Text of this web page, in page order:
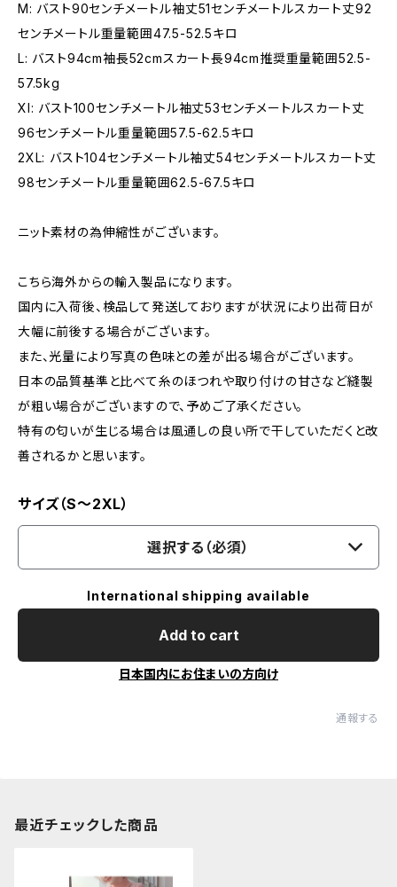
M: バスト90センチメートル袖丈51センチメートルスカート丈92
センチメートル重量範囲47.5-52.5キロ
L: バスト94cm袖長52cmスカート長94cm推奨重量範囲52.5-
57.5kg
Xl: バスト100センチメートル袖丈53センチメートルスカート丈
96センチメートル重量範囲57.5-62.5キロ
2XL: バスト104センチメートル袖丈54センチメートルスカート丈
98センチメートル重量範囲62.5-67.5キロ
ニット素材の為伸縮性がございます。
こちら海外からの輸入製品になります。
国内に入荷後、検品して発送しておりますが状況により出荷日が
大幅に前後する場合がございます。
また、光量により写真の色味との差が出る場合がございます。
日本の品質基準と比べて糸のほつれや取り付けの甘さなど縫製
が粗い場合がございますので、予めご了承ください。
特有の匂いが生じる場合は風通しの良い所で干していただくと改
善されるかと思います。
サイズ（S～2XL）
選択する（必須）
International shipping available
Add to cart
日本国内にお住まいの方向け
通報する
最近チェックした商品